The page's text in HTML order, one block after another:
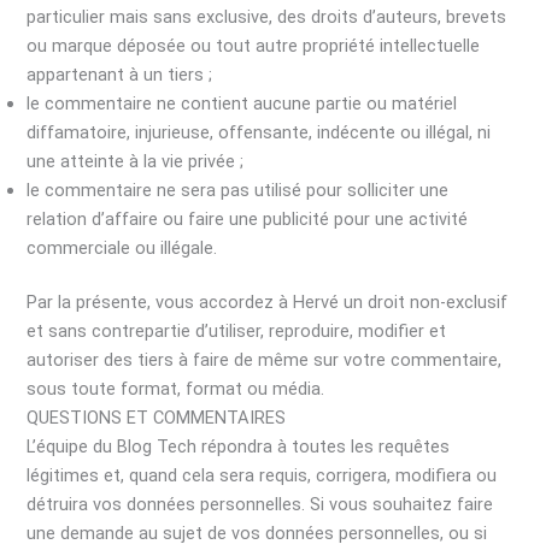
particulier mais sans exclusive, des droits d’auteurs, brevets
ou marque déposée ou tout autre propriété intellectuelle
appartenant à un tiers ;
le commentaire ne contient aucune partie ou matériel
diffamatoire, injurieuse, offensante, indécente ou illégal, ni
une atteinte à la vie privée ;
le commentaire ne sera pas utilisé pour solliciter une
relation d’affaire ou faire une publicité pour une activité
commerciale ou illégale.
Par la présente, vous accordez à Hervé un droit non-exclusif
et sans contrepartie d’utiliser, reproduire, modifier et
autoriser des tiers à faire de même sur votre commentaire,
sous toute format, format ou média.
QUESTIONS ET COMMENTAIRES
L’équipe du Blog Tech répondra à toutes les requêtes
légitimes et, quand cela sera requis, corrigera, modifiera ou
détruira vos données personnelles. Si vous souhaitez faire
une demande au sujet de vos données personnelles, ou si